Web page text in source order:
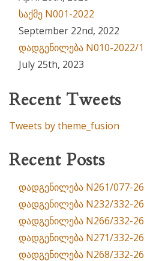
საქმე N001-2022
September 22nd, 2022
დადგენილება N010-2022/1
July 25th, 2023
Recent Tweets
Tweets by theme_fusion
Recent Posts
დადგენილება N261/077-26
დადგენილება N232/332-26
დადგენილება N266/332-26
დადგენილება N271/332-26
დადგენილება N268/332-26